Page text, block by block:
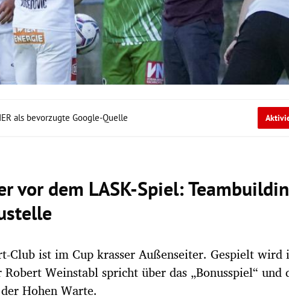
als bevorzugte Google-Quelle
vor dem LASK-Spiel:
Club ist im Cup krasser Außenseiter. Gespielt wird
Weinstabl spricht über das „Bonusspiel“ und
Hohen Warte.